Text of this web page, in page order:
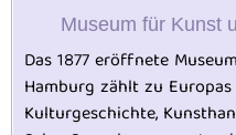
Museum für Kunst
Das 1877 eröffnete
Hamburg zählt zu
Kulturgeschichte,